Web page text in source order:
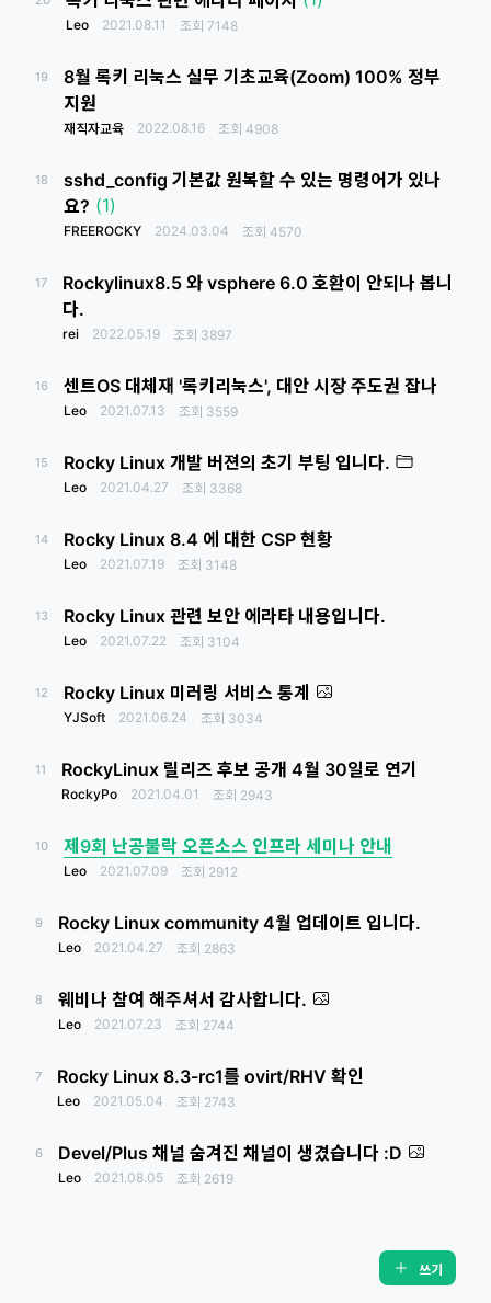
Leo 2021.08.11 조회 7148
19
8월 록키 리눅스 실무 기초교육(Zoom) 100% 정부
지원
재직자교육 2022.08.16 조회 4908
18
sshd_config 기본값 원복할 수 있는 명령어가 있나
요? (1)
FREEROCKY 2024.03.04 조회 4570
17
Rockylinux8.5 와 vsphere 6.0 호환이 안되나 봅니
다.
rei 2022.05.19 조회 3897
16 센트OS 대체재 '록키리눅스', 대안 시장 주도권 잡나
Leo 2021.07.13 조회 3559
15 Rocky Linux 개발 버젼의 초기 부팅 입니다.
Leo 2021.04.27 조회 3368
14 Rocky Linux 8.4 에 대한 CSP 현황
Leo 2021.07.19 조회 3148
13 Rocky Linux 관련 보안 에라타 내용입니다.
Leo 2021.07.22 조회 3104
12 Rocky Linux 미러링 서비스 통계
YJSoft 2021.06.24 조회 3034
11 RockyLinux 릴리즈 후보 공개 4월 30일로 연기
RockyPo 2021.04.01 조회 2943
10 제9회 난공불락 오픈소스 인프라 세미나 안내
Leo 2021.07.09 조회 2912
9 Rocky Linux community 4월 업데이트 입니다.
Leo 2021.04.27 조회 2863
8 웨비나 참여 해주셔서 감사합니다.
Leo 2021.07.23 조회 2744
7 Rocky Linux 8.3-rc1를 ovirt/RHV 확인
Leo 2021.05.04 조회 2743
6 Devel/Plus 채널 숨겨진 채널이 생겼습니다 :D
Leo 2021.08.05 조회 2619
쓰기